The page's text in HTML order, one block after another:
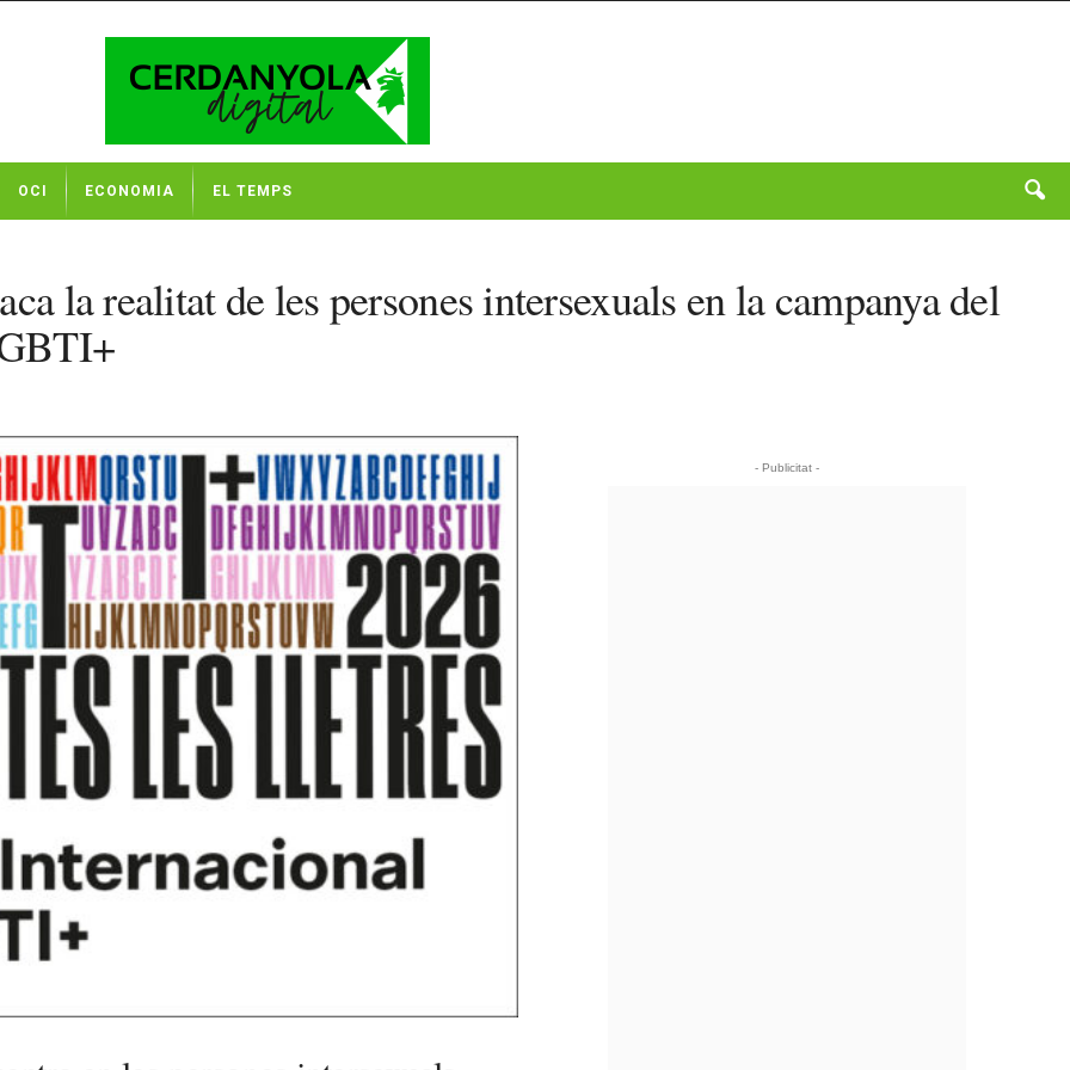
OCI ECONOMIA EL TEMPS
la realitat de les persones intersexuals en la campanya del
- Publicitat -